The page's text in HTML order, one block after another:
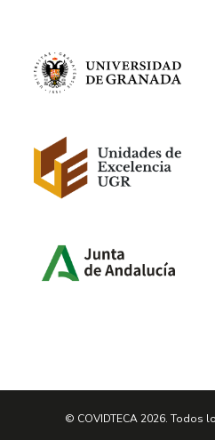
© COVIDTECA 2026. Todos